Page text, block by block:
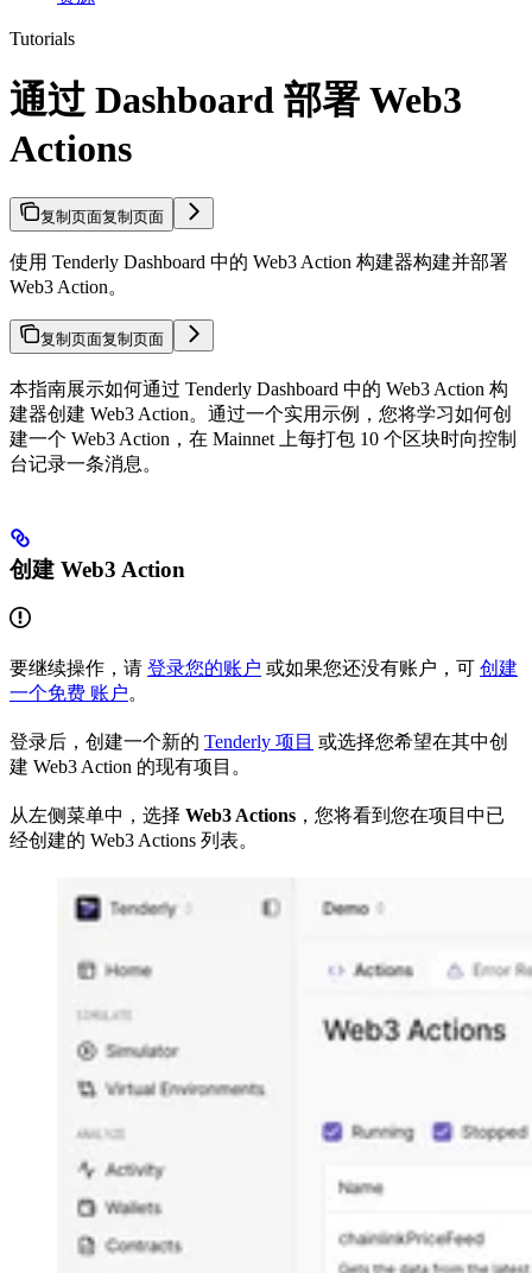
Tutorials
通过 Dashboard 部署 Web3
Actions
复制页面复制页面
使用 Tenderly Dashboard 中的 Web3 Action 构建器构建并部署
Web3 Action。
复制页面复制页面
本指南展示如何通过 Tenderly Dashboard 中的 Web3 Action 构
建器创建 Web3 Action。通过一个实用示例，您将学习如何创
建一个 Web3 Action，在 Mainnet 上每打包 10 个区块时向控制
台记录一条消息。
创建 Web3 Action
要继续操作，请 登录您的账户 或如果您还没有账户，可 创建
一个免费 账户。
登录后，创建一个新的 Tenderly 项目 或选择您希望在其中创
建 Web3 Action 的现有项目。
从左侧菜单中，选择 Web3 Actions ，您将看到您在项目中已
经创建的 Web3 Actions 列表。